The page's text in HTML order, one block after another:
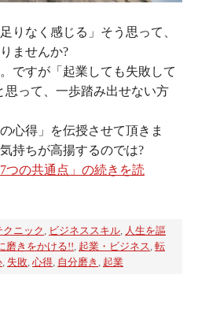
りなく感じる」そう思って、
ませんか?
ですが「起業しても失敗して
思って、一歩踏み出せない方
心得」を伝授させて頂きま
持ちが高揚するのでは?
つの共通点」の続きを読
クニック ビジネススキル 人生を謳
磨きをかける!! 起業・ビジネス 転
失敗 心得 自分磨き 起業